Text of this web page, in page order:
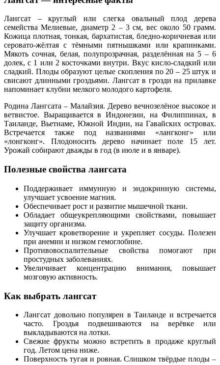
Лангсат – круглый или слегка овальный плод дерева
семейства Мелиевые, диаметр 2 – 3 см, вес около 50 грамм.
Кожица плотная, тонкая, бархатистая, бледно-коричневая или
серовато-жёлтая с тёмными пятнышками или крапинками.
Мякоть сочная, белая, полупрозрачная, разделённая на 5 – 6
долек, с 1 или 2 косточками внутри. Вкус кисло-сладкий или
сладкий. Плоды образуют целые скопления по 20 – 25 штук и
свисают длинными гроздьями. Лангсат в грозди на прилавке
напоминает клубни мелкого молодого картофеля.
Родина Лангсата – Малайзия. Дерево вечнозелёное высокое и
ветвистое. Выращивается в Индонезии, на Филиппинах, в
Таиланде, Вьетнаме, Южной Индии, на Гавайских островах.
Встречается также под названиями «лангконг» или
«лонгконг». Плодоносить дерево начинает поле 15 лет.
Урожай собирают дважды в год (в июле и в январе).
Полезные свойства лангсата
Поддерживает иммунную и эндокринную системы,
улучшает усвоение магния.
Обеспечивает рост и развитие мышечной ткани.
Обладает общеукрепляющими свойствами, повышает
защиту организма.
Улучшает кроветворение и укрепляет сосуды. Полезен
при анемии и низком гемоглобине.
Противовоспалительные свойства помогают при
простудных заболеваниях.
Увеличивает концентрацию внимания, повышает
мозговую активность.
Как выбрать лангсат
Лангсат довольно популярен в Таиланде и встречается
часто. Гроздья подвешиваются на верёвке или
выкладываются на лотки.
Свежие фрукты можно встретить в продаже круглый
год. Летом цена ниже.
Поверхность тугая и ровная. Слишком твёрдые плоды –